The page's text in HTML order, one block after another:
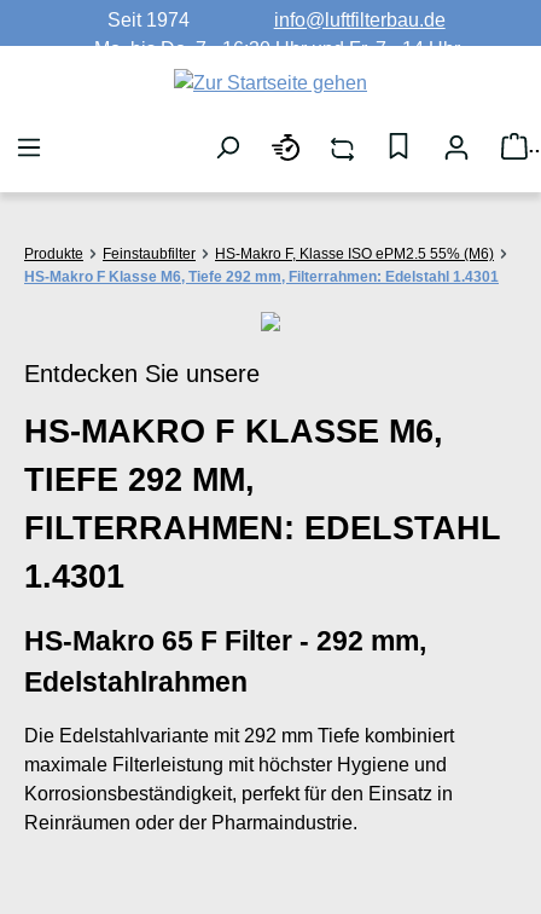
Zum Hauptinhalt springen
Seit 1974
info@luftfilterbau.de
Mo. bis Do. 7 - 16:30 Uhr und Fr. 7 - 14 Uhr
Produkte Feinstaubfilter
HS-Makro F, Klasse ISO ePM2.5 55% (M6)
HS-Makro F Klasse M6, Tiefe 292 mm, Filterrahmen: Edelstahl 1.4301
Entdecken Sie unsere
HS-MAKRO F KLASSE M6,
TIEFE 292 MM,
FILTERRAHMEN: EDELSTAHL
1.4301
HS-Makro 65 F Filter - 292 mm,
Edelstahlrahmen
Die Edelstahlvariante mit 292 mm Tiefe kombiniert
maximale Filterleistung mit höchster Hygiene und
Korrosionsbeständigkeit, perfekt für den Einsatz in
Reinräumen oder der Pharmaindustrie.